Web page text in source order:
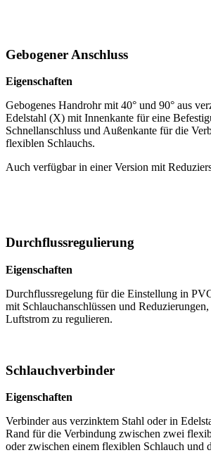
Gebogener Anschluss
Eigenschaften
Gebogenes Handrohr mit 40° und 90° aus
Edelstahl (X) mit Innenkante für eine
Schnellanschluss und Außenkante für die
flexiblen Schlauchs.
Auch verfügbar in einer Version mit
Durchflussregulierung
Eigenschaften
Durchflussregelung für die Einstellung in
mit Schlauchanschlüssen und Reduzierungen,
Luftstrom zu regulieren.
Schlauchverbinder
Eigenschaften
Verbinder aus verzinktem Stahl oder in
Rand für die Verbindung zwischen zwei
oder zwischen einem flexiblen Schlauch und